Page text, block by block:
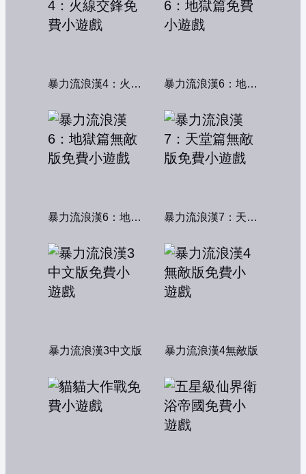
暴力流浪漢4：火線交鋒 暴力流浪漢6：地獄篇
暴力流浪漢6：地獄篇無敵版 暴力流浪漢7：天堂篇無敵版
暴力流浪漢3中文版 暴力流浪漢4無敵版